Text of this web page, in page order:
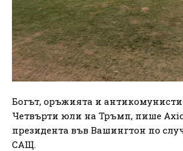
Богът, оръжията и
Четвърти юли на Тръмп, пише
президента във Вашингтон по
САЩ.